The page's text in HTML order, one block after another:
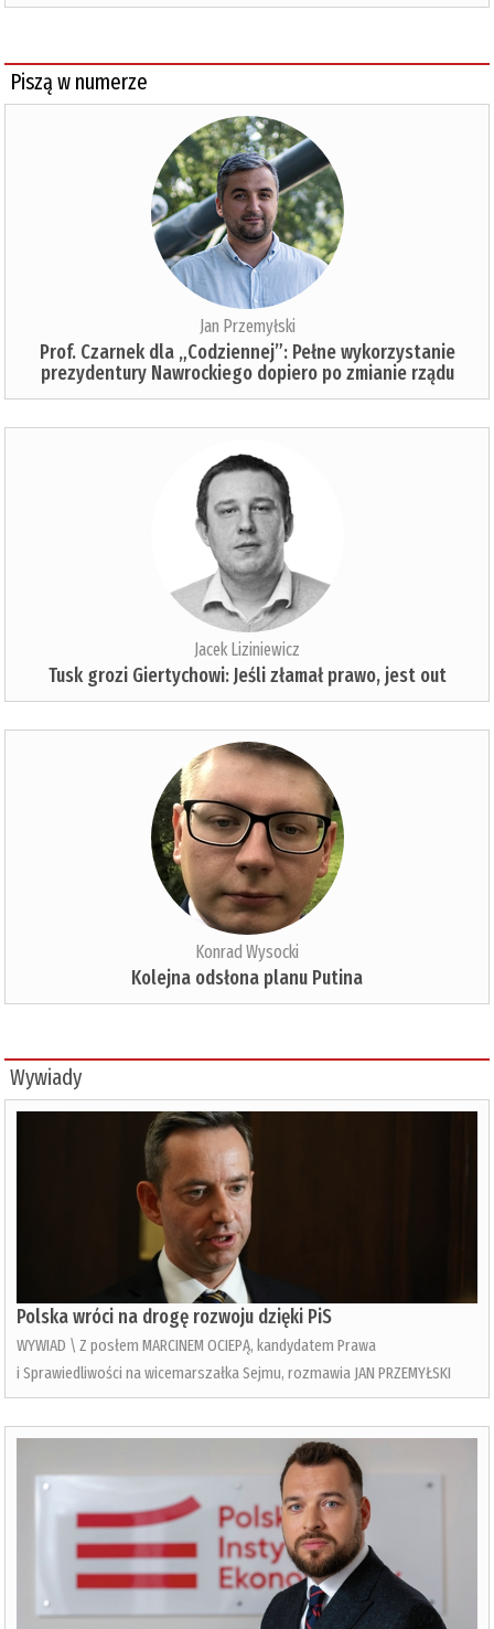
Piszą w numerze
Jan Przemyłski
Prof. Czarnek dla „Codziennej”: Pełne wykorzystanie
prezydentury Nawrockiego dopiero po zmianie rządu
Jacek Liziniewicz
Tusk grozi Giertychowi: Jeśli złamał prawo, jest out
Konrad Wysocki
Kolejna odsłona planu Putina
Wywiady
Polska wróci na drogę rozwoju dzięki PiS
WYWIAD \ Z posłem MARCINEM OCIEPĄ, kandydatem Prawa
i Sprawiedliwości na wicemarszałka Sejmu, rozmawia JAN PRZEMYŁSKI